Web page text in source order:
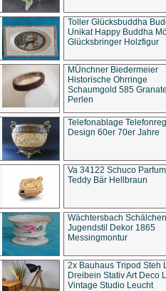
Toller Glücksbuddha
Unikat Happy Buddha
Glücksbringer Holzfigur
MÜnchner Biedermeier
Historische Ohrringe
Schaumgold 585
Perlen
Telefonablage
Design 60er 70er Jahre
Va 34122 Schuco
Teddy Bär Hellbraun
Wächtersbach Schälchen
Jugendstil Dekor 1865
Messingmontur
2x Bauhaus Tripod Steh
Dreibein Stativ Art Deco
Vintage Studio Leucht